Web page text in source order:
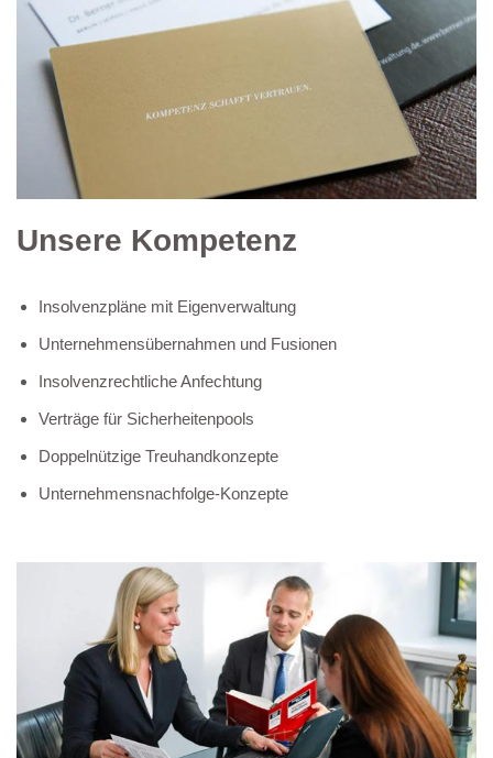
Unsere Kompetenz
Insolvenzpläne mit Eigenverwaltung
Unternehmensübernahmen und Fusionen
Insolvenzrechtliche Anfechtung
Verträge für Sicherheitenpools
Doppelnützige Treuhandkonzepte
Unternehmensnachfolge-Konzepte